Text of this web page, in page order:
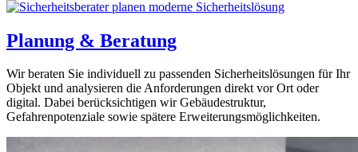
Planung & Beratung
Wir beraten Sie individuell zu passenden Sicherheitslösungen für Ihr
Objekt und analysieren die Anforderungen direkt vor Ort oder
digital. Dabei berücksichtigen wir Gebäudestruktur,
Gefahrenpotenziale sowie spätere Erweiterungsmöglichkeiten.